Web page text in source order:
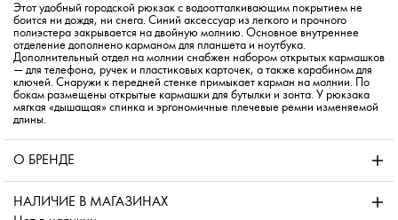
Этот удобный городской рюкзак с водоотталкивающим покрытием не
боится ни дождя, ни снега. Синий аксессуар из легкого и прочного
полиэстера закрывается на двойную молнию. Основное внутреннее
отделение дополнено карманом для планшета и ноутбука.
Дополнительный отдел на молнии снабжен набором открытых кармашков
— для телефона, ручек и пластиковых карточек, а также карабином для
ключей. Снаружи к передней стенке примыкает карман на молнии. По
бокам размещены открытые кармашки для бутылки и зонта. У рюкзака
мягкая «дышащая» спинка и эргономичные плечевые ремни изменяемой
длины.
О БРЕНДЕ
НАЛИЧИЕ В МАГАЗИНАХ